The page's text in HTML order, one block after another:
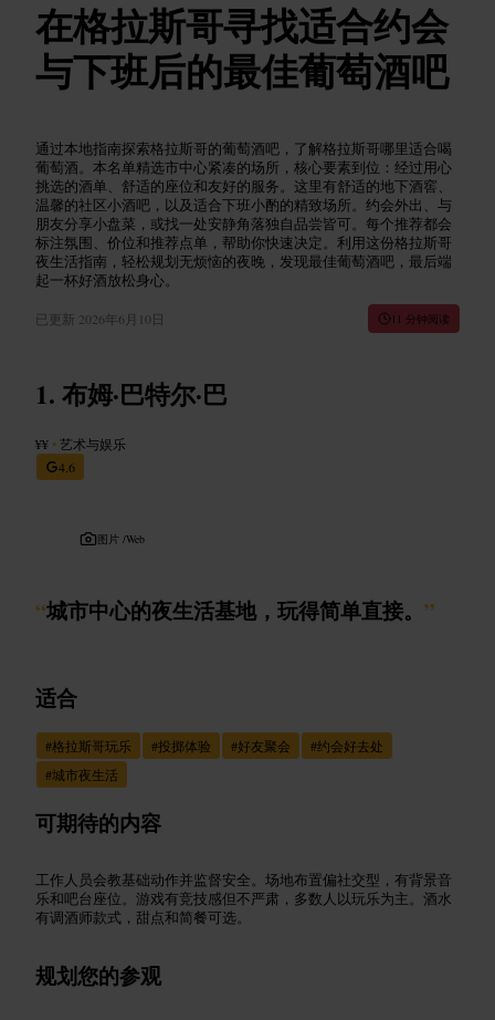
在格拉斯哥寻找适合约会
与下班后的最佳葡萄酒吧
通过本地指南探索格拉斯哥的葡萄酒吧，了解格拉斯哥哪里适合喝
葡萄酒。本名单精选市中心紧凑的场所，核心要素到位：经过用心
挑选的酒单、舒适的座位和友好的服务。这里有舒适的地下酒窖、
温馨的社区小酒吧，以及适合下班小酌的精致场所。约会外出、与
朋友分享小盘菜，或找一处安静角落独自品尝皆可。每个推荐都会
标注氛围、价位和推荐点单，帮助你快速决定。利用这份格拉斯哥
夜生活指南，轻松规划无烦恼的夜晚，发现最佳葡萄酒吧，最后端
起一杯好酒放松身心。
已更新 2026年6月10日 11 分钟阅读
布姆·巴特尔·巴
¥¥ • 艺术与娱乐
4.6
图片 /Web
“城市中心的夜生活基地，玩得简单直接。 ”
适合
#格拉斯哥玩乐 #投掷体验 #好友聚会 #约会好去处
#城市夜生活
可期待的内容
工作人员会教基础动作并监督安全。场地布置偏社交型，有背景音
乐和吧台座位。游戏有竞技感但不严肃，多数人以玩乐为主。酒水
有调酒师款式，甜点和简餐可选。
规划您的参观